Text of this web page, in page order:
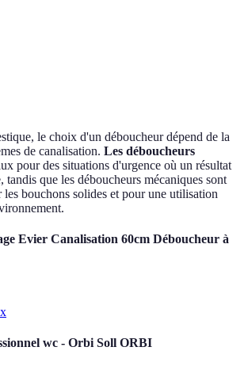
le choix d'un déboucheur dépend de la
de canalisation. Les déboucheurs
pour des situations d'urgence où un résultat
tandis que les déboucheurs mécaniques sont
bouchons solides et pour une utilisation
Evier Canalisation 60cm Déboucheur à
wc - Orbi Soll ORBI